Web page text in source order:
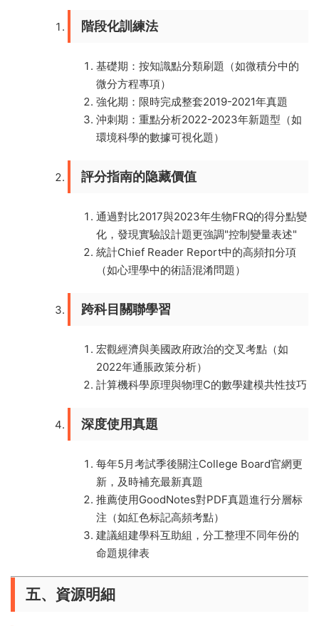
階段化訓練法
基礎期：按知識點分類刷題（如微積分中的
微分方程專項）
強化期：限時完成整套2019-2021年真題
沖刺期：重點分析2022-2023年新題型（如
環境科學的數據可視化題）
評分指南的隐藏價值
通過對比2017與2023年生物FRQ的得分點變
化，發現實驗設計題更強調"控制變量表述"
統計Chief Reader Report中的高頻扣分項
（如心理學中的術語混淆問題）
跨科目關聯學習
宏觀經濟與美國政府政治的交叉考點（如
2022年通脹政策分析）
計算機科學原理與物理C的數學建模共性技巧
​深度使用真題
每年5月考試季後關注College Board官網更
新，及時補充最新真題
推薦使用GoodNotes對PDF真題進行分層标
注（如紅色标記高頻考點）
建議組建學科互助組，分工整理不同年份的
命題規律表
五、資源明細